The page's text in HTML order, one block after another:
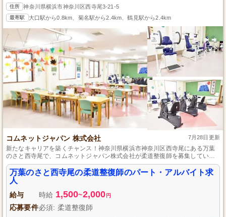
住所 神奈川県横浜市神奈川区西寺尾3-21-5
最寄駅 大口駅から0.8km、菊名駅から2.4km、鶴見駅から2.4km
コムネットジャパン 株式会社 7月28日更新
新たなキャリアを築くチャンス！神奈川県横浜市神奈川区西寺尾にある万葉
のさと西寺尾で、コムネットジャパン株式会社が柔道整復師を募集していま
す。未経験でも充実したトレーニングとサポートがあるので安心。パート・
アルバイトで柔軟な勤務体系を提供し、プライベートとのバランスも考慮し
ます。利用者様への寄り添ったケアで、地域社会に貢献したい方をお待ちし
ています。興味のある方はぜひご応募ください！
万葉のさと西寺尾の柔道整復師のパート・アルバイト求
人
給与 時給 1,500~2,000 円
応募要件必須: 柔道整復師